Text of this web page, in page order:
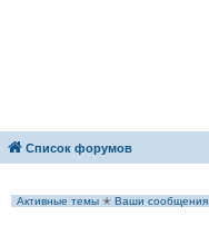
Список форумов
Активные темы ✭ Ваши сообщения